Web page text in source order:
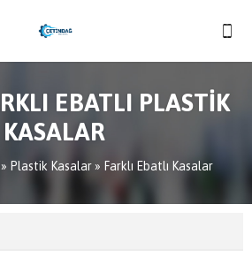
EBATLI PLASTİK
KASALAR
» Plastik Kasalar » Farklı Ebatlı Kasalar